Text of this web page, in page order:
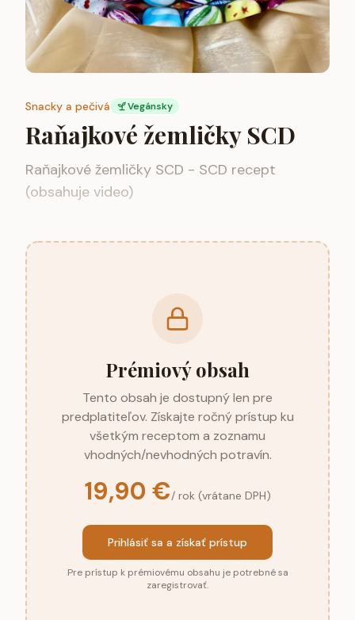
Snacky a pečivá Vegánsky
Raňajkové žemličky SCD
Raňajkové žemličky SCD - SCD recept
(obsahuje video)
Prémiový obsah
Tento obsah je dostupný len pre
predplatiteľov. Získajte ročný prístup ku
všetkým receptom a zoznamu
vhodných/nevhodných potravín.
19,90 €/ rok (vrátane DPH)
Prihlásiť sa a získať prístup
Pre prístup k prémiovému obsahu je potrebné sa
zaregistrovať.